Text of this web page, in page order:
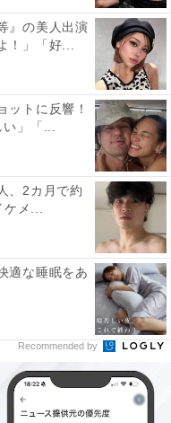
』の美人出演
！」「好...
ットに反響！
い」「...
、2カ月で約
ケメ...
適な睡眠をあ
Recommended by